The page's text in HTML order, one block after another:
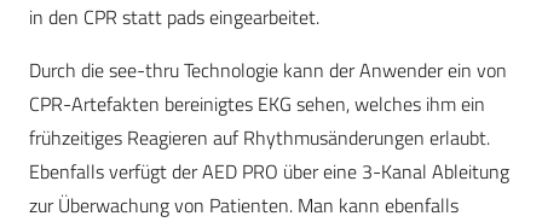
in den CPR statt pads eingearbeitet.
Durch die see-thru Technologie kann der Anwender ein von
CPR-Artefakten bereinigtes EKG sehen, welches ihm ein
frühzeitiges Reagieren auf Rhythmusänderungen erlaubt.
Ebenfalls verfügt der AED PRO über eine 3-Kanal Ableitung
zur Überwachung von Patienten. Man kann ebenfalls